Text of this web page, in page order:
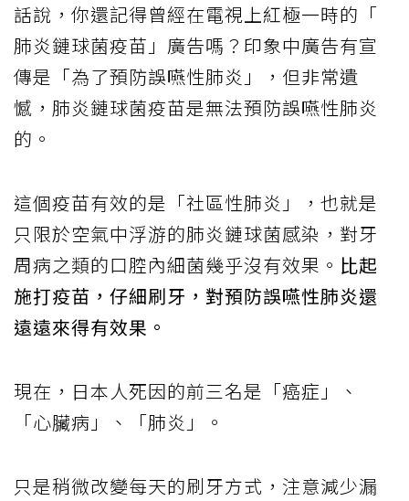
話說，你還記得曾經在電視上紅極一時的「
肺炎鏈球菌疫苗 」廣告嗎？印象中廣告有宣
傳是「為了預防誤嚥性肺炎」，但非常遺
憾，肺炎鏈球菌疫苗是無法預防誤嚥性肺炎
的。
這個疫苗有效的是「社區性肺炎」，也就是
只限於空氣中浮游的肺炎鏈球菌感染，對牙
周病之類的口腔內細菌幾乎沒有效果。 比起
施打疫苗，仔細刷牙，對預防誤嚥性肺炎還
遠遠來得有效果。
現在，日本人死因的前三名是「癌症」、
「心臟病」、「肺炎」。
只是稍微改變每天的刷牙方式，注意減少漏